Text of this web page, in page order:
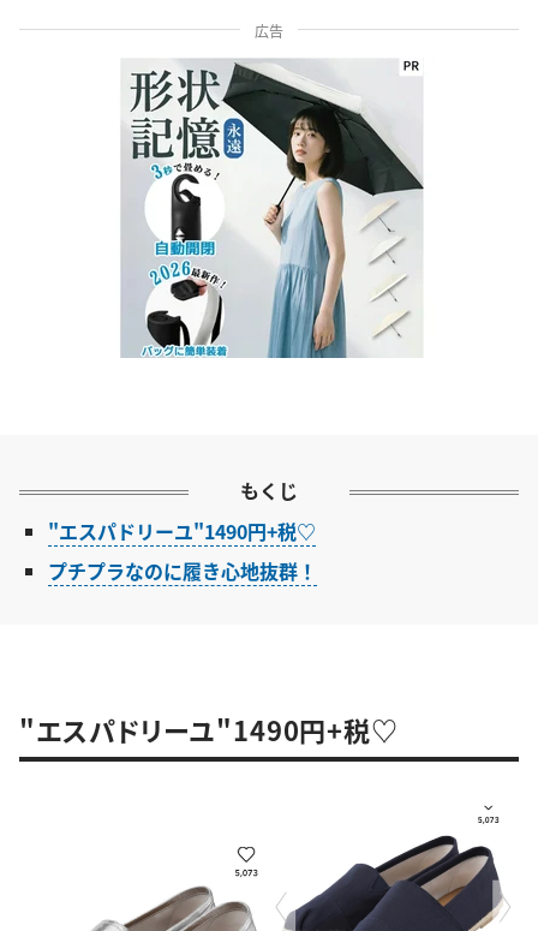
広告
もくじ
"エスパドリーユ"1490円+税♡
プチプラなのに履き心地抜群！
"エスパドリーユ"1490円+税♡